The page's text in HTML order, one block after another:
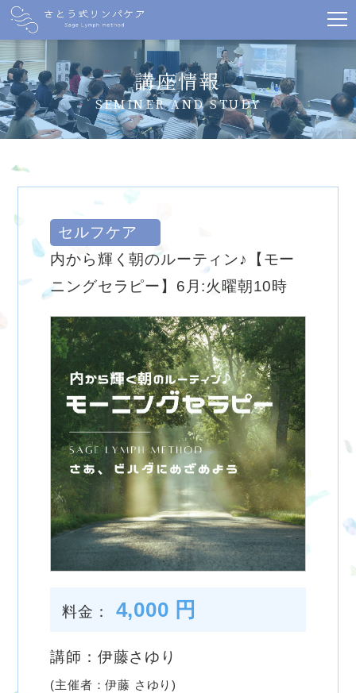
講座情報
SEMINER AND STUDY
セルフケア
内から輝く朝のルーティン♪【モー
ニングセラピー】6月:火曜朝10時
料金： 4,000 円
講師：伊藤さゆり
(主催者：伊藤 さゆり)